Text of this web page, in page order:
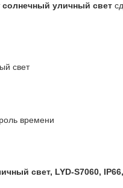
солнечный уличный свет
свет
времени
свет, LYD-S7060,